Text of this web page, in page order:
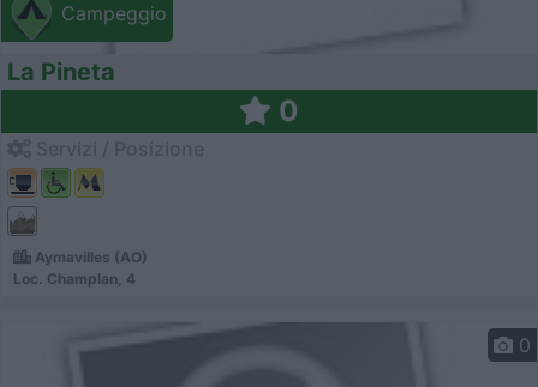
Campeggio
La Pineta
0
Aymavilles (AO)
Loc. Champlan, 4
0